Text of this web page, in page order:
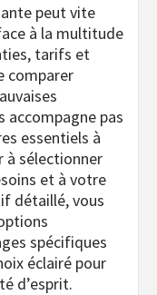
peut vite
à la multitude
tarifs et
comparer
accompagne pas
essentiels à
à sélectionner
et à votre
détaillé, vous
spécifiques
éclairé pour
d’esprit.